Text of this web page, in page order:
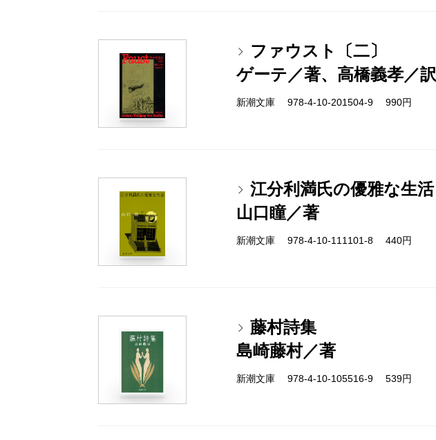
ファウスト〔二〕
ゲーテ／著、高橋義孝／訳
新潮文庫 978-4-10-201504-9 990円
江分利満氏の優雅な生活
山口瞳／著
新潮文庫 978-4-10-111101-8 440円
藤村詩集
島崎藤村／著
新潮文庫 978-4-10-105516-9 539円